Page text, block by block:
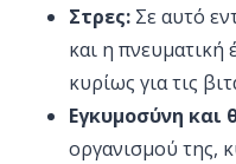
Στρες: Σε αυτό
και η πνευματική
κυρίως για τις
Εγκυμοσύνη και
οργανισμού της,